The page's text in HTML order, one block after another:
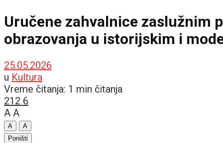
Uručene zahvalnice zaslužnim
obrazovanja u istorijskim i
25.05.2026
u Kultura
Vreme čitanja: 1 min čitanja
212 6
A A
A
A
Poništi